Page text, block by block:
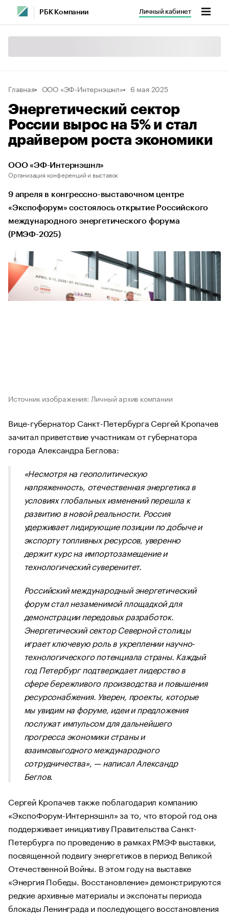
РБК Компании Личный кабинет
Главная ООО «ЭФ-Интернэшнл» 6 мая 2025
Энергетический сектор
России вырос на 5% и стал
драйвером роста экономики
ООО «ЭФ-Интернэшнл»
Организация конференций и выставок
9 апреля в конгрессно-выставочном центре
«Экспофорум» состоялось открытие Российского
международного энергетического форума
(РМЭФ-2025)
Источник изображения: Личный архив компании
Вице-губернатор Санкт-Петербурга Сергей Кропачев
зачитал приветствие участникам от губернатора
города Александра Беглова:
«Несмотря на геополитическую
напряженность, отечественная энергетика в
условиях глобальных изменений перешла к
развитию в новой реальности. Россия
удерживает лидирующие позиции по добыче и
экспорту топливных ресурсов, уверенно
держит курс на импортозамещение и
технологический суверенитет.
Российский международный энергетический
форум стал незаменимой площадкой для
демонстрации передовых разработок.
Энергетический сектор Северной столицы
играет ключевую роль в укреплении научно-
технологического потенциала страны. Каждый
год Петербург подтверждает лидерство в
сфере бережливого производства и повышения
ресурсонабжения. Уверен, проекты, которые
мы увидим на форуме, идеи и предложения
послужат импульсом для дальнейшего
прогресса экономики страны и
взаимовыгодного международного
сотрудничества», — написал Александр
Беглов.
Сергей Кропачев также поблагодарил компанию
«ЭкспоФорум-Интернэшнл» за то, что второй год она
поддерживает инициативу Правительства Санкт-
Петербурга по проведению в рамках РМЭФ выставки,
посвященной подвигу энергетиков в период Великой
Отечественной Войны. В этом году на выставке
«Энергия Победы. Восстановление» демонстрируются
редкие архивные материалы и экспонаты периода
блокады Ленинграда и последующего восстановления